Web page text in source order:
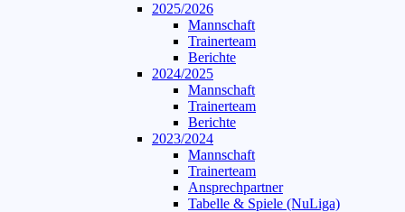
2025/2026
Mannschaft
Trainerteam
Berichte
2024/2025
Mannschaft
Trainerteam
Berichte
2023/2024
Mannschaft
Trainerteam
Ansprechpartner
Tabelle & Spiele (NuLiga)